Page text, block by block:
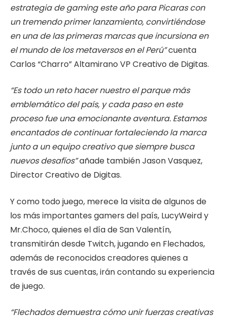
estrategia de gaming este año para Picaras con
un tremendo primer lanzamiento, convirtiéndose
en una de las primeras marcas que incursiona en
el mundo de los metaversos en el Perú”cuenta
Carlos “Charro” Altamirano VP Creativo de Digitas.
“Es todo un reto hacer nuestro el parque más
emblemático del país, y cada paso en este
proceso fue una emocionante aventura. Estamos
encantados de continuar fortaleciendo la marca
junto a un equipo creativo que siempre busca
nuevos desafíos”añade también Jason Vasquez,
Director Creativo de Digitas.
Y como todo juego, merece la visita de algunos de
los más importantes gamers del país, LucyWeird y
Mr.Choco, quienes el día de San Valentín,
transmitirán desde Twitch, jugando en Flechados,
además de reconocidos creadores quienes a
través de sus cuentas, irán contando su experiencia
de juego.
“Flechados demuestra cómo unir fuerzas creativas